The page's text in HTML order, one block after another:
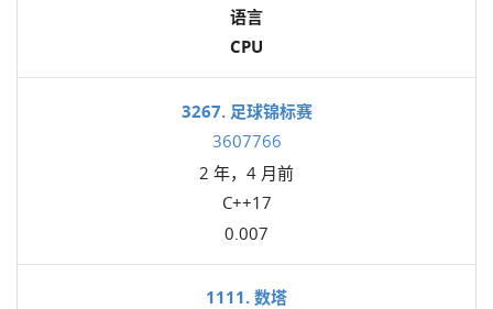
语言
CPU
3267. 足球锦标赛
3607766
2 年，4 月前
C++17
0.007
1111. 数塔